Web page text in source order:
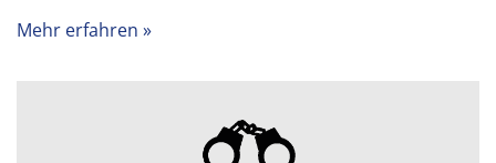
Mehr erfahren